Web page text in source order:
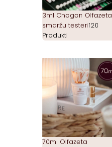
3ml Chogan Olfazeta
smaržu testeri120
Produkti
70ml Olfazeta